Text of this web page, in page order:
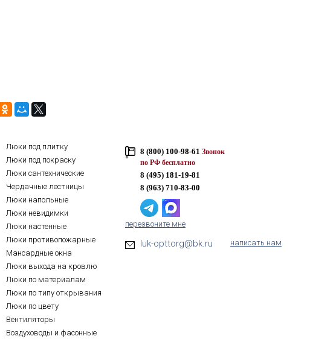
Люки под плитку
Люки под покраску
Люки сантехнические
Чердачные лестницы
Люки напольные
Люки невидимки
Люки настенные
Люки противопожарные
Мансардные окна
Люки выхода на кровлю
Люки по материалам
Люки по типу открывания
Люки по цвету
Вентиляторы
Воздуховоды и фасонные
8 (800) 100-98-61 Звонок
по РФ бесплатно
8 (495) 181-19-81
8 (963) 710-83-00
перезвоните мне
luk-opttorg@bk.ru написать нам